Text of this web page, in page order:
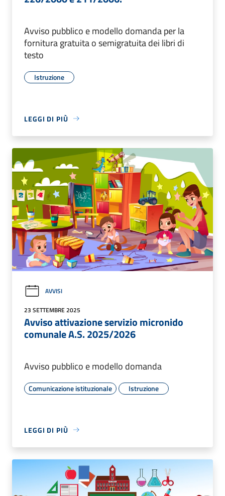
Avviso pubblico e modello domanda per la
fornitura gratuita o semigratuita dei libri di
testo
Istruzione
LEGGI DI PIÙ
AVVISI
23 SETTEMBRE 2025
Avviso attivazione servizio micronido
comunale A.S. 2025/2026
Avviso pubblico e modello domanda
Comunicazione istituzionale Istruzione
LEGGI DI PIÙ